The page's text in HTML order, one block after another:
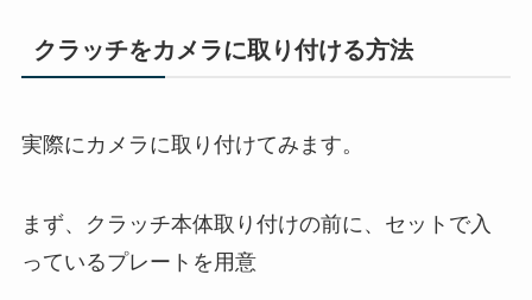
クラッチをカメラに取り付ける方法
実際にカメラに取り付けてみます。
まず、クラッチ本体取り付けの前に、セットで入
っているプレートを用意